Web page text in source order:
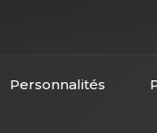
Personnalités